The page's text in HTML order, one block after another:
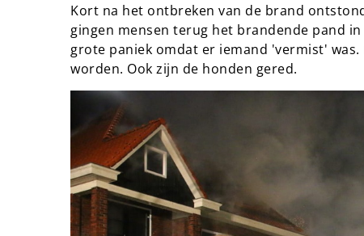
Kort na het ontbreken van de brand
gingen mensen terug het brandende pand
grote paniek omdat er iemand 'vermist'
worden. Ook zijn de honden gered.